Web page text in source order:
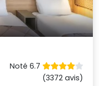
Noté 6.7
(3372 avis)